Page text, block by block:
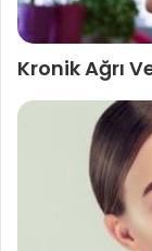
Kronik Ağrı